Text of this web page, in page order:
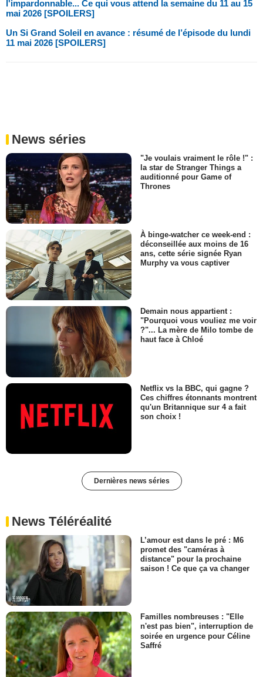
l'impardonnable... Ce qui vous attend la semaine du 11 au 15
mai 2026 [SPOILERS]
Un Si Grand Soleil en avance : résumé de l’épisode du lundi
11 mai 2026 [SPOILERS]
News séries
"Je voulais vraiment le rôle !" :
la star de Stranger Things a
auditionné pour Game of
Thrones
À binge-watcher ce week-end :
déconseillée aux moins de 16
ans, cette série signée Ryan
Murphy va vous captiver
Demain nous appartient :
"Pourquoi vous vouliez me voir
?"... La mère de Milo tombe de
haut face à Chloé
Netflix vs la BBC, qui gagne ?
Ces chiffres étonnants montrent
qu'un Britannique sur 4 a fait
son choix !
Dernières news séries
News Téléréalité
L’amour est dans le pré : M6
promet des "caméras à
distance" pour la prochaine
saison ! Ce que ça va changer
Familles nombreuses : "Elle
n'est pas bien", interruption de
soirée en urgence pour Céline
Saffré